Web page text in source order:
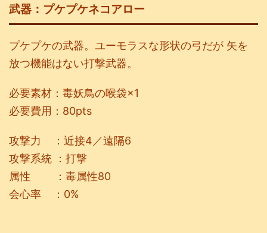
武器：プケプケネコアロー
プケプケの武器。ユーモラスな形状の弓だが 矢を
放つ機能はない打撃武器。
必要素材：毒妖鳥の喉袋×1
必要費用：80pts
攻撃力 ：近接4／遠隔6
攻撃系統 ：打撃
属性 ：毒属性80
会心率 ： 0%